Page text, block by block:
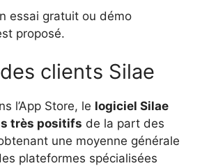
essai gratuit ou démo
proposé.
clients Silae
l’App Store, le logiciel Silae
très positifs de la part des
une moyenne générale
plateformes spécialisées